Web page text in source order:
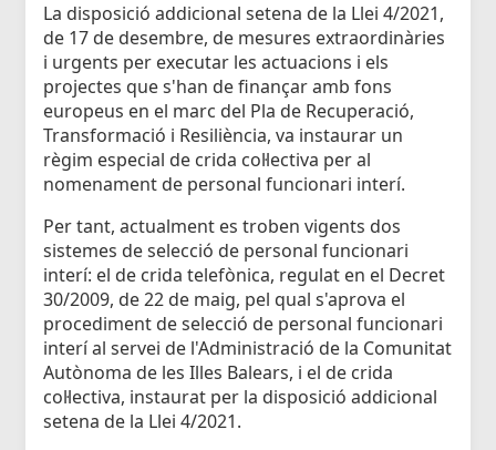
La disposició addicional setena de la Llei 4/2021,
de 17 de desembre, de mesures extraordinàries
i urgents per executar les actuacions i els
projectes que s'han de finançar amb fons
europeus en el marc del Pla de Recuperació,
Transformació i Resiliència, va instaurar un
règim especial de crida col·lectiva per al
nomenament de personal funcionari interí.
Per tant, actualment es troben vigents dos
sistemes de selecció de personal funcionari
interí: el de crida telefònica, regulat en el Decret
30/2009, de 22 de maig, pel qual s'aprova el
procediment de selecció de personal funcionari
interí al servei de l'Administració de la Comunitat
Autònoma de les Illes Balears, i el de crida
col·lectiva, instaurat per la disposició addicional
setena de la Llei 4/2021.